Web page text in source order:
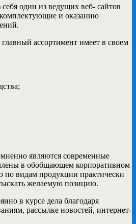
себя один из ведущих веб- сайтов
и оказанию
ассортимент имеет в своем
являются современные
в обобщающем корпоративном
по видам продукции практически
желаемую позицию.
в курсе дела благодаря
рассылке новостей, интернет-